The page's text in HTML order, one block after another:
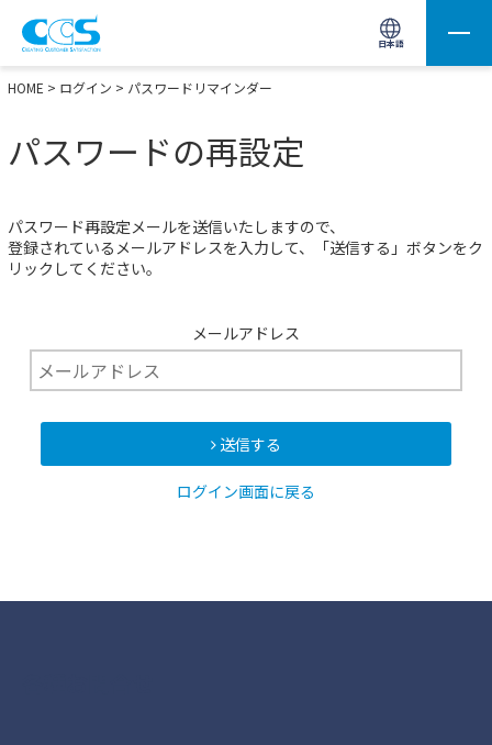
日本語
画像処理用の製品検索 サイト内検索(Enterで実行)
HOME > ログイン > パスワードリマインダー
パスワードの再設定
パスワード再設定メールを送信いたしますので、
登録されているメールアドレスを入力して、「送信する」ボタンをク
リックしてください。
メールアドレス
送信する
ログイン画面に戻る